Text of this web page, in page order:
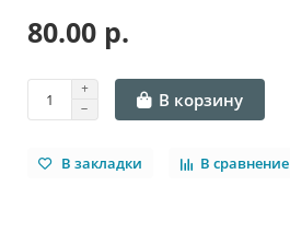
80.00 р.
В корзину
В закладки В сравнение